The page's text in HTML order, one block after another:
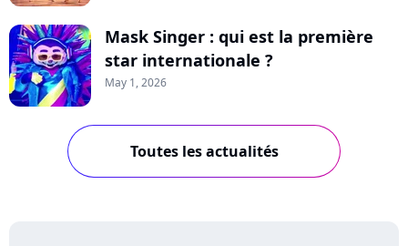
Mask Singer : qui est la première
star internationale ?
May 1, 2026
Toutes les actualités